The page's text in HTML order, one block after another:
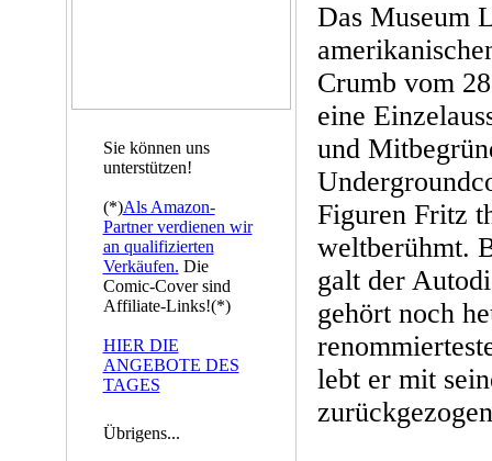
Sie können uns
unterstützen!
(*)Als Amazon-
Partner verdienen wir
an qualifizierten
Verkäufen. Die
Comic-Cover sind
Affiliate-Links!(*)
HIER DIE
ANGEBOTE DES
TAGES
Übrigens...
Das Museum
Crumb vom
eine
und
Figuren Fritz
weltberühmt.
galt der
gehört noch
lebt er mit